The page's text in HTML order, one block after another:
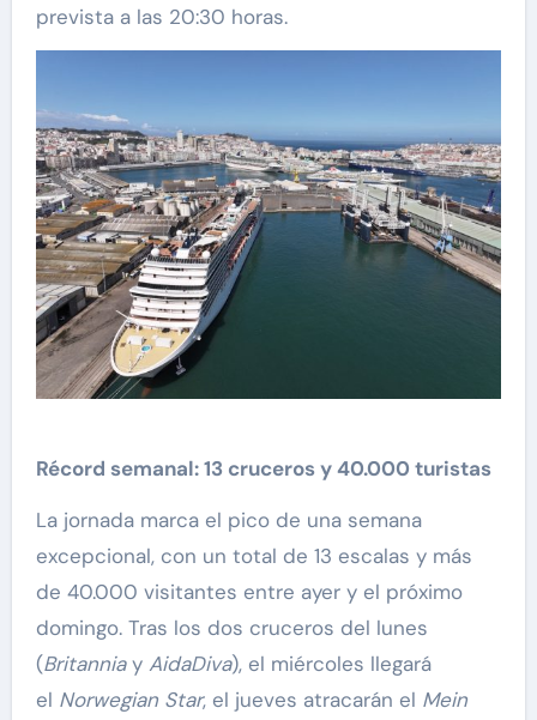
prevista a las 20:30 horas.
Récord semanal: 13 cruceros y 40.000 turistas
La jornada marca el pico de una semana
excepcional, con un total de 13 escalas y más
de 40.000 visitantes entre ayer y el próximo
domingo. Tras los dos cruceros del lunes
(Britanniay AidaDiva), el miércoles llegará
el Norwegian Star, el jueves atracarán el Mein